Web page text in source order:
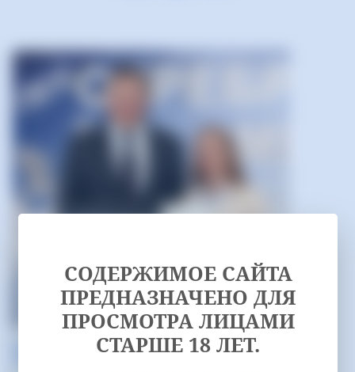
30.05.2019
СОДЕРЖИМОЕ САЙТА
ПРЕДНАЗНАЧЕНО ДЛЯ
ПРОСМОТРА ЛИЦАМИ
СТАРШЕ 18 ЛЕТ.